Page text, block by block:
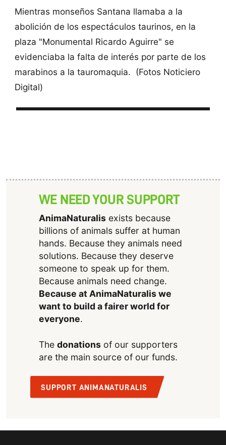
Mientras monseños Santana llamaba a la
abolición de los espectáculos taurinos, en la
plaza "Monumental Ricardo Aguirre" se
evidenciaba la falta de interés por parte de los
marabinos a la tauromaquia. (Fotos Noticiero
Digital)
WE NEED YOUR SUPPORT
AnimaNaturalisexists because
billions of animals suffer at human
hands. Because they animals need
solutions. Because they deserve
someone to speak up for them.
Because animals need change.
Because at AnimaNaturalis we
want to build a fairer world for
everyone.
The donationsof our supporters
are the main source of our funds.
SUPPORT ANIMANATURALIS